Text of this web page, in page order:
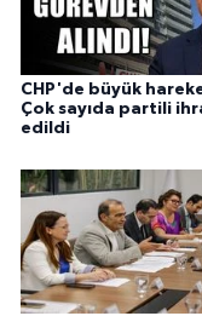
CHP'de büyük
Çok sayıda partili
edildi